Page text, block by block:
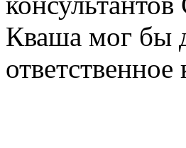
Кваша мог бы